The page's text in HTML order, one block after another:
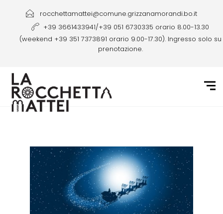
rocchettamattei@comune.grizzanamorandi.bo.it
+39 3661433941/+39 051 6730335 orario 8.00-13.30
(weekend +39 351 7373891 orario 9.00-17.30). Ingresso solo su
prenotazione.